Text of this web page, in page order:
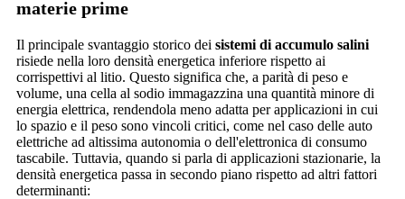
materie prime
Il principale svantaggio storico dei sistemi di accumulo salini
risiede nella loro densità energetica inferiore rispetto ai
corrispettivi al litio. Questo significa che, a parità di peso e
volume, una cella al sodio immagazzina una quantità minore di
energia elettrica, rendendola meno adatta per applicazioni in cui
lo spazio e il peso sono vincoli critici, come nel caso delle auto
elettriche ad altissima autonomia o dell'elettronica di consumo
tascabile. Tuttavia, quando si parla di applicazioni stazionarie, la
densità energetica passa in secondo piano rispetto ad altri fattori
determinanti: